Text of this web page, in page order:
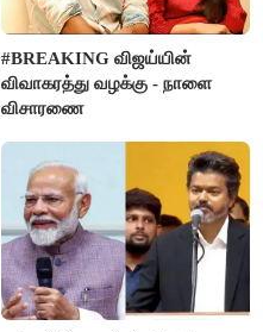
#BREAKING விஜய்யின்
விவாகரத்து வழக்கு - நாளை
விசாரணை